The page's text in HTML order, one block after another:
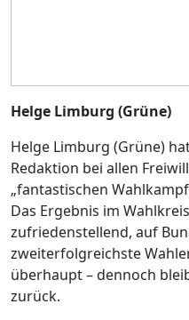
Helge Limburg (Grüne)
Helge Limburg (Grüne)
Redaktion bei allen
„fantastischen
Das Ergebnis im
zufriedenstellend, auf
zweiterfolgreichste
überhaupt – dennoch
zurück.